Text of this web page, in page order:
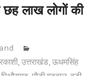
लाख लोगों की
,उत्तराखंड,ऊधमसिंह